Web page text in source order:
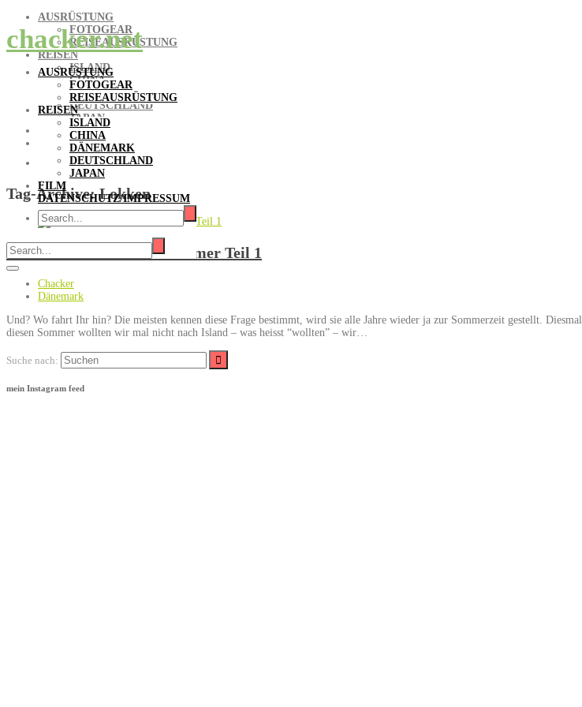
chacker.net
AUSRÜSTUNG
FOTOGEAR
REISEAUSRÜSTUNG
REISEN
ISLAND
CHINA
DÄNEMARK
DEUTSCHLAND
JAPAN
FILM
DATENSCHUTZ/IMPRESSUM
AUSRÜSTUNG
FOTOGEAR
REISEAUSRÜSTUNG
REISEN
ISLAND
CHINA
DÄNEMARK
DEUTSCHLAND
JAPAN
FILM
DATENSCHUTZ/IMPRESSUM
Tag-Archive:Lokken
Dänemark – Zelten im Sommer Teil 1
Chacker
Dänemark
Und? Wo fahrt Ihr hin? Die meisten kennen diese Frage bestimmt, wird sie alle Jahre wieder ja zur Sommerzeit gestellt.
diesen Sommer wollten wir mal nicht nach Island – was heisst “wollten” – wir…
Suche nach:
mein Instagram feed